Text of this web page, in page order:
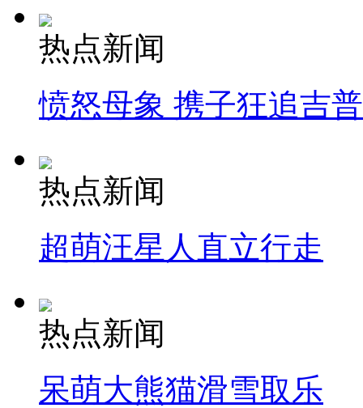
热点新闻
愤怒母象 携子狂追吉
热点新闻
超萌汪星人直立行走
热点新闻
呆萌大熊猫滑雪取乐